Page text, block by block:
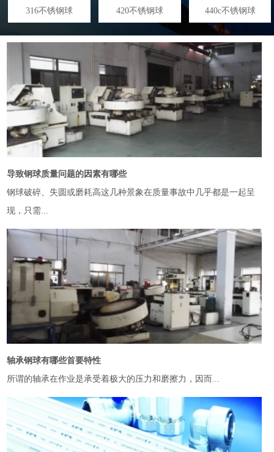
316不锈钢球 420不锈钢球 440c不锈钢球
导致钢球质量问题的因素有哪些
钢球破碎、失圆或磨耗高这几种景象在质量事故中几乎都是一起呈
现，只需...
轴承钢球有哪些首要特性
所谓的轴承在作业是承受着极大的压力和磨擦力，因而...